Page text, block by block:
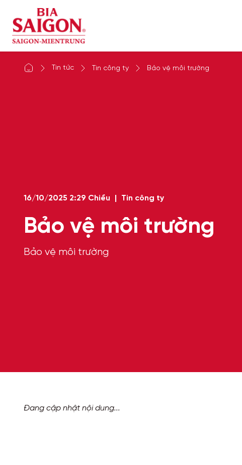
Tin tức Tin công ty Bảo vệ môi trường
16/10/2025 2:29 Chiều Tin công ty
Bảo vệ môi trường
Bảo vệ môi trường
Đang cập nhật nội dung...